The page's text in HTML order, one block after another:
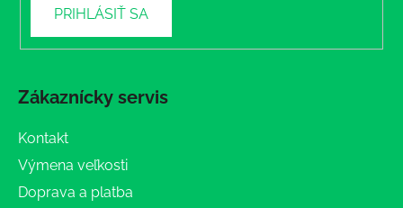
PRIHLÁSIŤ SA
Zákaznícky servis
Kontakt
Výmena veľkosti
Doprava a platba